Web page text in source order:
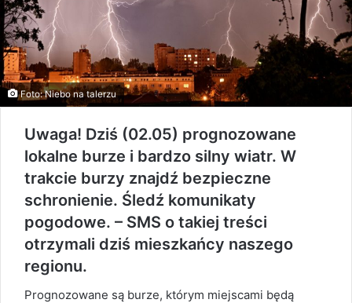
Foto: Niebo na talerzu
Uwaga! Dziś (02.05) prognozowane
lokalne burze i bardzo silny wiatr. W
trakcie burzy znajdź bezpieczne
schronienie. Śledź komunikaty
pogodowe. – SMS o takiej treści
otrzymali dziś mieszkańcy naszego
regionu.
Prognozowane są burze, którym miejscami będą